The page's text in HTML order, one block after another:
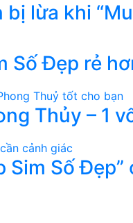
lừa khi
Số Đẹp rẻ
Thủy – 1
Sim Số